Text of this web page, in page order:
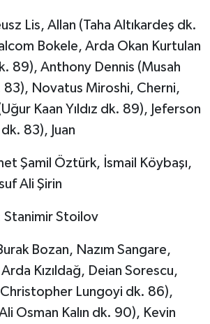
Lis, Allan (Taha Altıkardeş dk.
Bokele, Arda Okan Kurtulan
89), Anthony Dennis (Musah
Novatus Miroshi, Cherni,
Kaan Yıldız dk. 89), Jeferson
83), Juan
Şamil Öztürk, İsmail Köybaşı,
Ali Şirin
Stanimir Stoilov
Bozan, Nazım Sangare,
Kızıldağ, Deian Sorescu,
Lungoyi dk. 86),
Osman Kalın dk. 90), Kevin